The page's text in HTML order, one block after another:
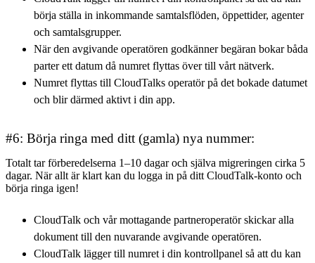
börja ställa in inkommande samtalsflöden, öppettider, agenter
och samtalsgrupper.
När den avgivande operatören godkänner begäran bokar båda
parter ett datum då numret flyttas över till vårt nätverk.
Numret flyttas till CloudTalks operatör på det bokade datumet
och blir därmed aktivt i din app.
#6: Börja ringa med ditt (gamla) nya nummer:
Totalt tar förberedelserna 1–10 dagar och själva migreringen cirka 5
dagar. När allt är klart kan du logga in på ditt CloudTalk-konto och
börja ringa igen!
CloudTalk och vår mottagande partneroperatör skickar alla
dokument till den nuvarande avgivande operatören.
CloudTalk lägger till numret i din kontrollpanel så att du kan